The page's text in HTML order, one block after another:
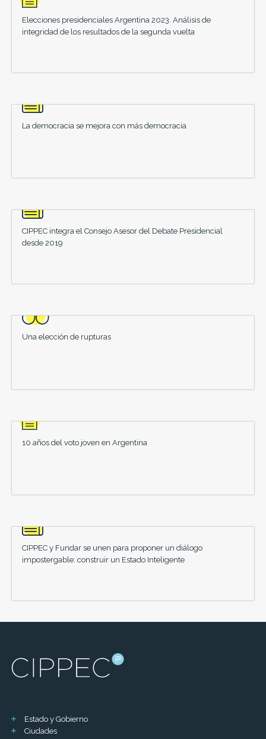
Elecciones presidenciales Argentina 2023. Análisis de
integridad de los resultados de la segunda vuelta
La democracia se mejora con más democracia
CIPPEC integra el Consejo Asesor del Debate Presidencial
desde 2019
Una elección de rupturas
10 años del voto joven en Argentina
CIPPEC y Fundar se unen para proponer un diálogo
impostergable: construir un Estado Inteligente
Estado y Gobierno
Ciudades